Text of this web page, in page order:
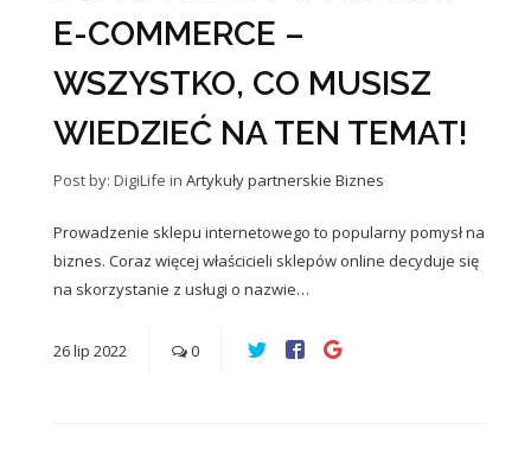
E-COMMERCE –
WSZYSTKO, CO MUSISZ
WIEDZIEĆ NA TEN TEMAT!
Post by: DigiLife in Artykuły partnerskie Biznes
Prowadzenie sklepu internetowego to popularny pomysł na
biznes. Coraz więcej właścicieli sklepów online decyduje się
na skorzystanie z usługi o nazwie…
26lip 2022 0